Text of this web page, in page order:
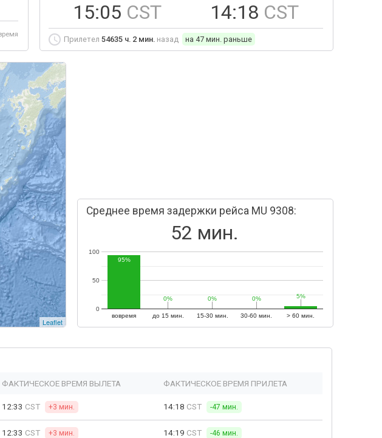
15:05 CST 14:18 CST
Прилетел 54635 ч. 2 мин. назад на 47 мин. раньше
Leaflet
Среднее время задержки рейса MU 9308:
52 мин.
вовремя до 15 мин. 15-30 мин. 30-60 мин. > 60 мин.
0
50
100
95%
0%
0% 0%
0% 0%
0% 5%
5%
ФАКТИЧЕСКОЕ ВРЕМЯ ВЫЛЕТА ФАКТИЧЕСКОЕ ВРЕМЯ ПРИЛЕТА
12:33 CST +3 мин. 14:18 CST -47 мин.
12:33 CST +3 мин. 14:19 CST -46 мин.